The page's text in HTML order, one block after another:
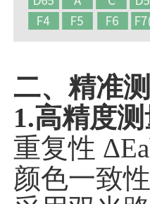
二、精准
1.高精度
重复性
颜色一致